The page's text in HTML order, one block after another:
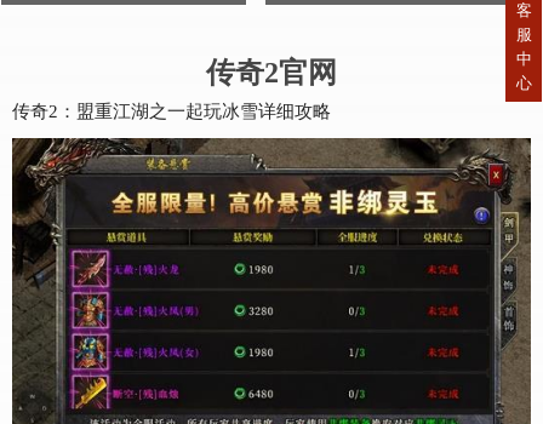
传奇2官网
传奇2：盟重江湖之一起玩冰雪详细攻略
客
服
中
心